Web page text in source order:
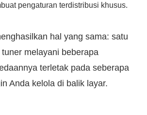
pengaturan terdistribusi khusus.
hal yang sama: satu
melayani beberapa
terletak pada seberapa
Anda kelola di balik layar.